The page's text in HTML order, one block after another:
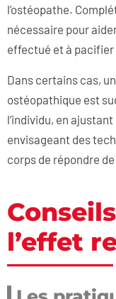
l’ostéopathe.
nécessaire pour
effectué et à
Dans certains cas,
ostéopathique est
l’individu, en
envisageant des
corps de répondre
l’effet